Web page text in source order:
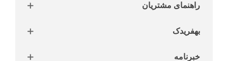
راهنمای مشتریان
بهفریدک
خبرنامه